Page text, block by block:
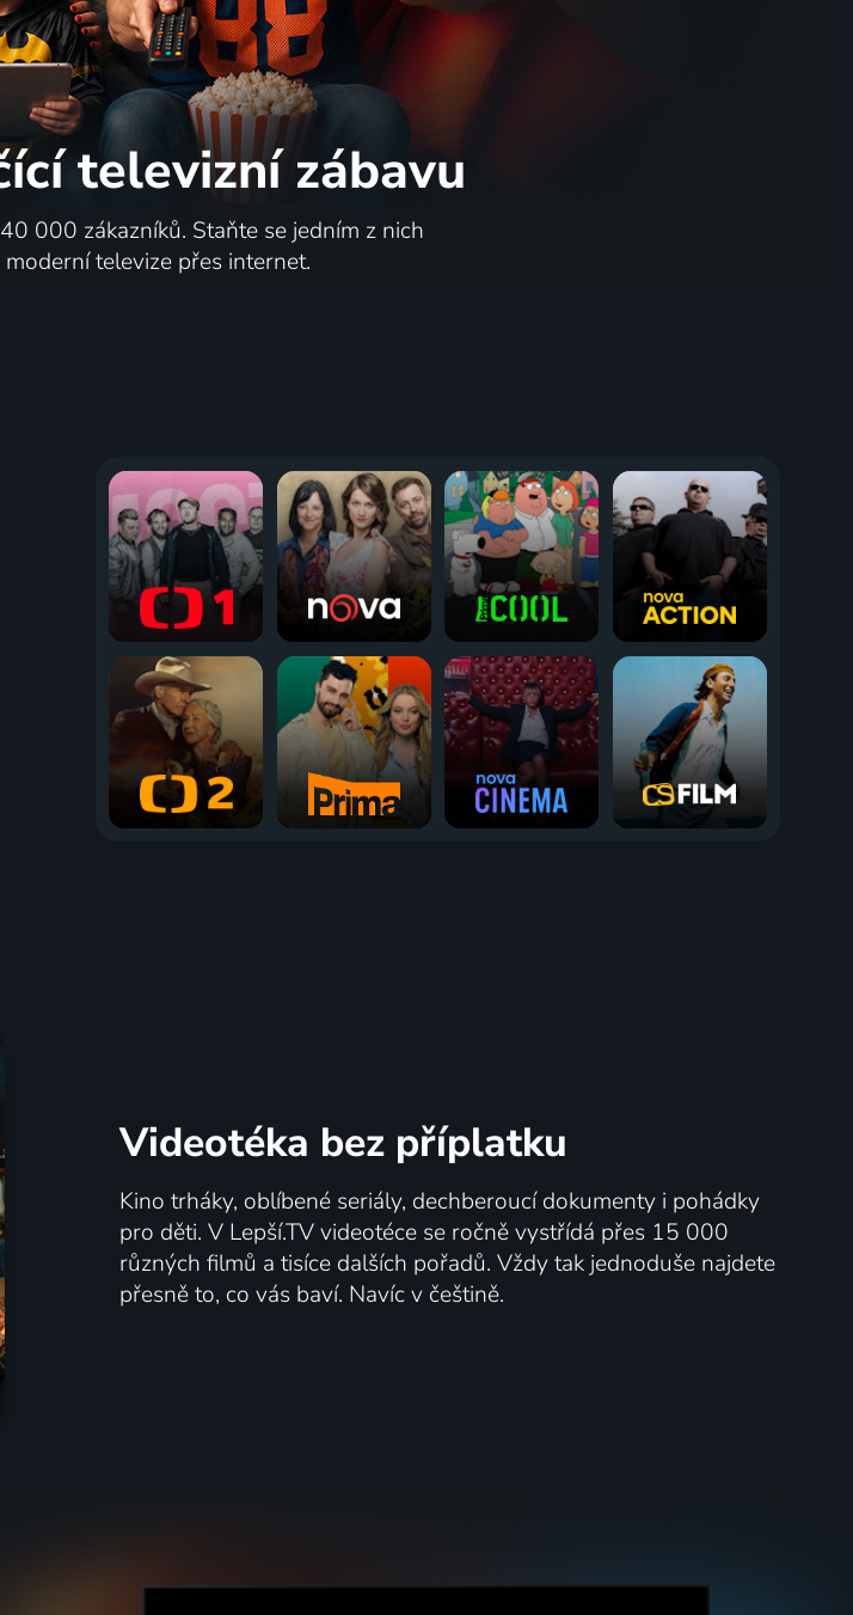
televizní zábavu
000 zákazníků. Staňte se jedním z nich
televize přes internet.
Videotéka bez příplatku
Kino trháky, oblíbené seriály, dechberoucí dokumenty i pohádky
pro děti. V Lepší.TV videotéce se ročně vystřídá přes 15 000
různých filmů a tisíce dalších pořadů. Vždy tak jednoduše najdete
přesně to, co vás baví. Navíc v češtině.